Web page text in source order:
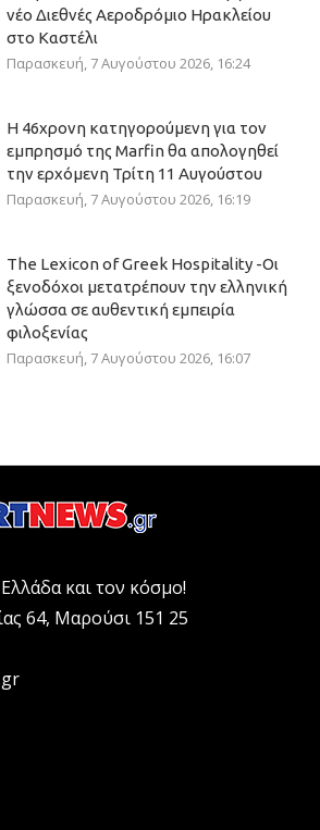
νέο Διεθνές Αεροδρόμιο Ηρακλείου
στο Καστέλι
Παρασκευή, 7 Αυγούστου 2026, 16:24
Η 46χρονη κατηγορούμενη για τον
εμπρησμό της Marfin θα απολογηθεί
την ερχόμενη Τρίτη 11 Αυγούστου
Παρασκευή, 7 Αυγούστου 2026, 16:19
The Lexicon of Greek Hospitality -Οι
ξενοδόχοι μετατρέπουν την ελληνική
γλώσσα σε αυθεντική εμπειρία
φιλοξενίας
Παρασκευή, 7 Αυγούστου 2026, 16:07
και τον κόσμο!
64, Μαρούσι 151 25